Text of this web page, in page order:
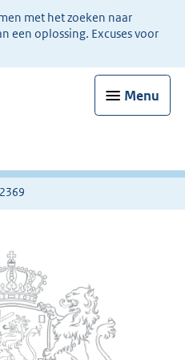
met het zoeken naar
een oplossing. Excuses voor
Menu